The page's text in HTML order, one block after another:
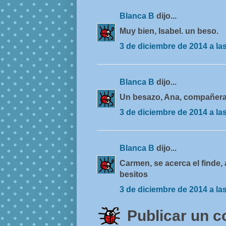
Blanca B dijo...
Muy bien, Isabel. un beso.
3 de diciembre de 2014 a
Blanca B dijo...
Un besazo, Ana,
3 de diciembre de 2014 a
Blanca B dijo...
Carmen, se acerca el
besitos
3 de diciembre de 2014 a
Publicar un